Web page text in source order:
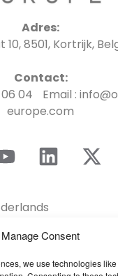
Manage Consent
we use technologies
Adres:
8501, Kortrijk,
Contact:
06 04 Email :
europe.com